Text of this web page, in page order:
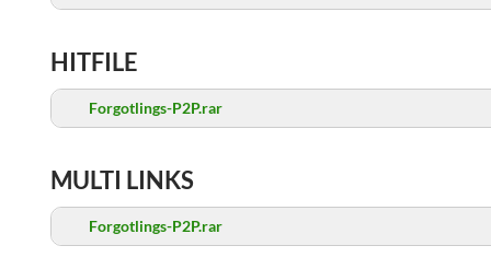
HITFILE
Forgotlings-P2P.rar
MULTI LINKS
Forgotlings-P2P.rar